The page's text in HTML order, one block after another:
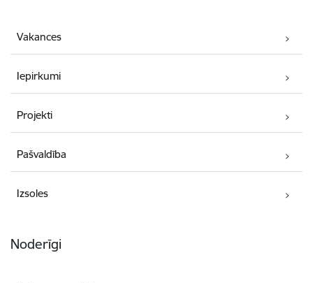
Vakances
Iepirkumi
Projekti
Pašvaldība
Izsoles
Noderīgi